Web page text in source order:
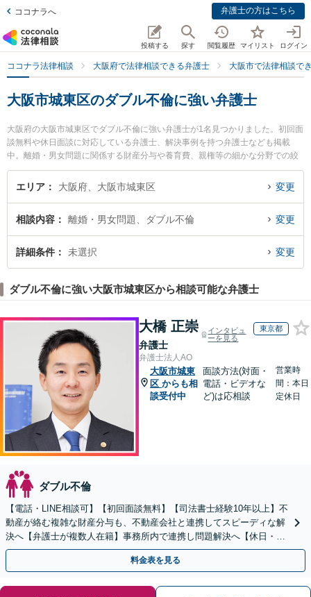
ココナラへ 弁護士の方はこちら
投稿する 探す 閲覧履歴 マイリスト ログイン
ココナラ法律相談 大阪府で法律相談できる弁護士 大阪市で法律相談で
大阪市城東区のダブル不倫に強い弁護士
大阪府の大阪市城東区でダブル不倫に強い弁護士が1名見つかりました。初回面
談無料や休日面談に対応している弁護士、解決事例を持つ弁護士なども掲載
中。離婚・男女問題に関係する財産分与や養育費、親権等の細かな分野での絞
り込み検索もでき便利です。特に弁護士法人ももとせ 今福法律事務所の辻 和弥
弁護士のプロフィール情報や弁護士費用、強みなどが注目されています。『大
たい』『初回相談無料でダブル不倫を法律相談できる大阪市城東区内の弁護士
に相談予約したい』などでお困りの相談者さんにおすすめです。
エリア 大阪府、大阪市城東区 変更
相談内容 離婚・男女問題、ダブル不倫 変更
詳細条件 未選択 変更
ダブル不倫に強い大阪市城東区から相談可能な弁護士
大橋 正崇
弁護士
インタビュ
ーを見る
東京都
弁護士法人AO
大阪市城東
区 からも相
談受付中
面談方法(対面・
電話・ビデオな
ど)は応相談
営業時
間：本日
定休日
ダブル不倫
【電話・LINE相談可】【初回面談無料】【司法書士経験10年以上】不
動産が絡む複雑な財産分与も、不動産会社と連携してスピーディな解
決へ【弁護士が複数人在籍】事務所内で連携し問題解決へ【休日・夜
間面談可】【子連れ相談可】【虎ノ門駅1分】
料金表を見る